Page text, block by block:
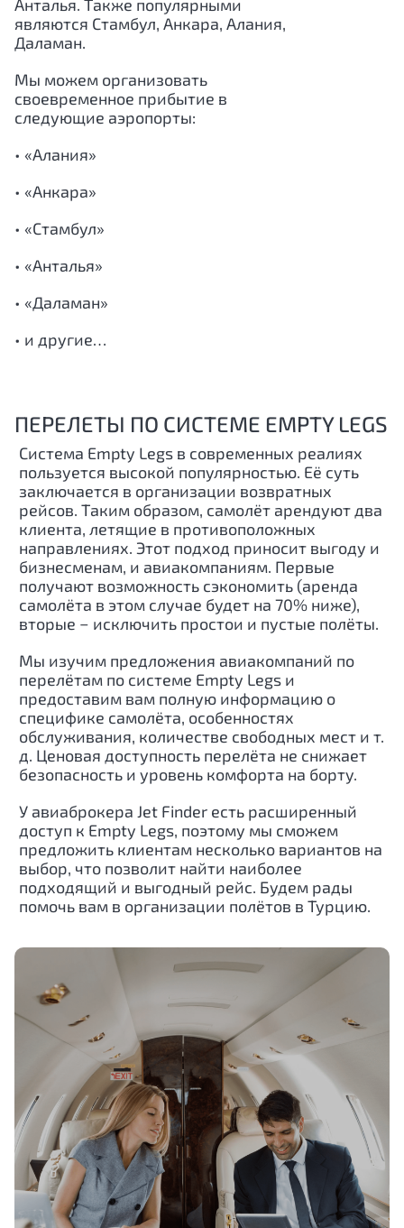
Анталья. Также популярными
являются Стамбул, Анкара, Алания,
Даламан.
Мы можем организовать
своевременное прибытие в
следующие аэропорты:
• «Алания»
• «Анкара»
• «Стамбул»
• «Анталья»
• «Даламан»
• и другие…
ПЕРЕЛЕТЫ ПО СИСТЕМЕ EMPTY LEGS
Система Empty Legs в современных реалиях
пользуется высокой популярностью. Её суть
заключается в организации возвратных
рейсов. Таким образом, самолёт арендуют два
клиента, летящие в противоположных
направлениях. Этот подход приносит выгоду и
бизнесменам, и авиакомпаниям. Первые
получают возможность сэкономить (аренда
самолёта в этом случае будет на 70% ниже),
вторые − исключить простои и пустые полёты.
Мы изучим предложения авиакомпаний по
перелётам по системе Empty Legs и
предоставим вам полную информацию о
специфике самолёта, особенностях
обслуживания, количестве свободных мест и т.
д. Ценовая доступность перелёта не снижает
безопасность и уровень комфорта на борту.
У авиаброкера Jet Finder есть расширенный
доступ к Empty Legs, поэтому мы сможем
предложить клиентам несколько вариантов на
выбор, что позволит найти наиболее
подходящий и выгодный рейс. Будем рады
помочь вам в организации полётов в Турцию.